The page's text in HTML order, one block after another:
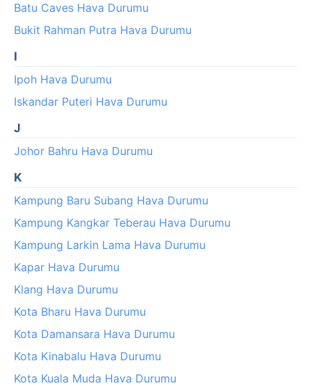
Batu Caves Hava Durumu
Bukit Rahman Putra Hava Durumu
I
Ipoh Hava Durumu
Iskandar Puteri Hava Durumu
J
Johor Bahru Hava Durumu
K
Kampung Baru Subang Hava Durumu
Kampung Kangkar Teberau Hava Durumu
Kampung Larkin Lama Hava Durumu
Kapar Hava Durumu
Klang Hava Durumu
Kota Bharu Hava Durumu
Kota Damansara Hava Durumu
Kota Kinabalu Hava Durumu
Kota Kuala Muda Hava Durumu